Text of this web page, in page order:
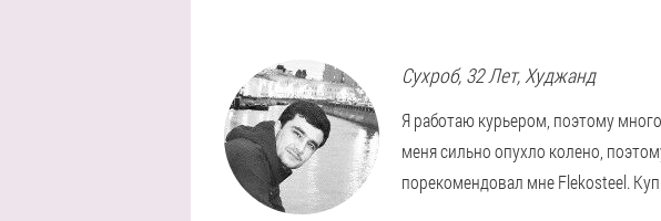
Сухроб, 32 Лет,Худжанд
Я работаю курьером, поэтому
меня сильно опухло колено,
порекомендовал мне Flekosteel.